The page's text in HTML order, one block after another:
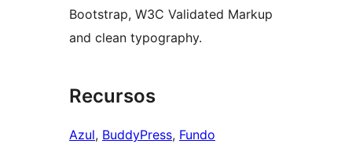
Bootstrap, W3C Validated Markup
and clean typography.
Recursos
Azul, BuddyPress, Fundo